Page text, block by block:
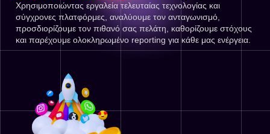
Χρησιμοποιώντας εργαλεία τελευταίας τεχνολογίας και
σύγχρονες πλατφόρμες, αναλύουμε τον ανταγωνισμό,
προσδιορίζουμε τον πιθανό σας πελάτη, καθορίζουμε στόχους
και παρέχουμε ολοκληρωμένο reporting για κάθε μας ενέργεια.